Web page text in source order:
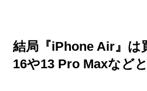
結局『iPhone Air』は
16や13 Pro Maxなど